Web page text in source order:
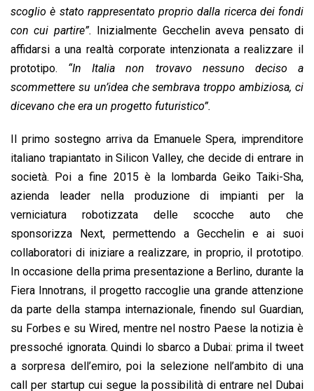
scoglio è stato rappresentato proprio dalla ricerca dei fondi
con cui partire”. Inizialmente Gecchelin aveva pensato di
affidarsi a una realtà corporate intenzionata a realizzare il
prototipo. “In Italia non trovavo nessuno deciso a
scommettere su un’idea che sembrava troppo ambiziosa, ci
dicevano che era un progetto futuristico”.
Il primo sostegno arriva da Emanuele Spera, imprenditore
italiano trapiantato in Silicon Valley, che decide di entrare in
società. Poi a fine 2015 è la lombarda Geiko Taiki-Sha,
azienda leader nella produzione di impianti per la
verniciatura robotizzata delle scocche auto che
sponsorizza Next, permettendo a Gecchelin e ai suoi
collaboratori di iniziare a realizzare, in proprio, il prototipo.
In occasione della prima presentazione a Berlino, durante la
Fiera Innotrans, il progetto raccoglie una grande attenzione
da parte della stampa internazionale, finendo sul Guardian,
su Forbes e su Wired, mentre nel nostro Paese la notizia è
pressoché ignorata. Quindi lo sbarco a Dubai: prima il tweet
a sorpresa dell’emiro, poi la selezione nell’ambito di una
call per startup cui segue la possibilità di entrare nel Dubai